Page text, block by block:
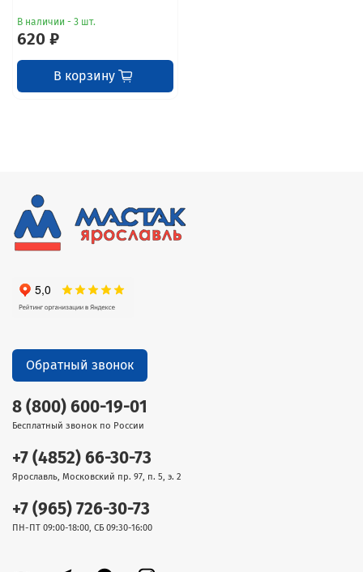
В наличии - 3 шт.
620 ₽
В корзину
8 (800) 600-19-01
Бесплатный звонок по России
+7 (4852) 66-30-73
Ярославль, Московский пр. 97, п. 5, э. 2
+7 (965) 726-30-73
ПН-ПТ 09:00-18:00, СБ 09:30-16:00
Обратный звонок